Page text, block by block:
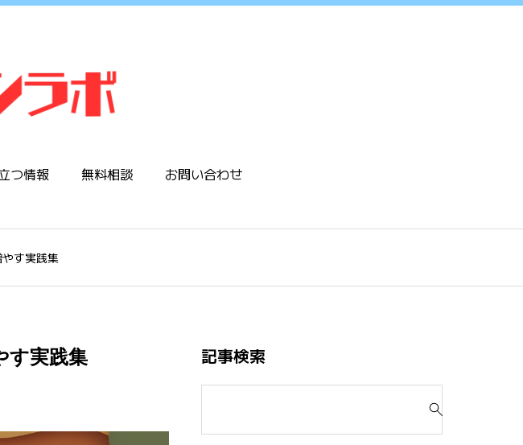
つ情報 無料相談 お問い合わせ
す実践集
す実践集 記事検索
対